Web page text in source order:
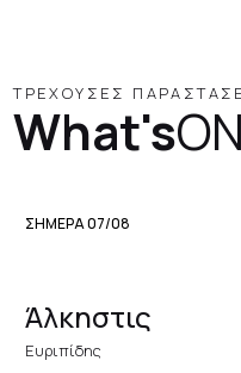
ΤΡΕΧΟΥΣΕΣ
What'sON
ΣΗΜΕΡΑ 07/08
Άλκηστις
Ευριπίδης